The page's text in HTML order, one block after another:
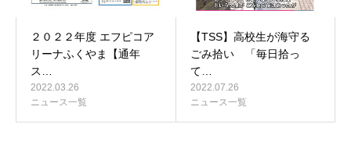
２０２２年度 エフピコア
リーナふくやま【通年
ス…
2022.03.26
ニュース一覧
【TSS】高校生が海守る
ごみ拾い 「毎日拾っ
て…
2022.07.26
ニュース一覧